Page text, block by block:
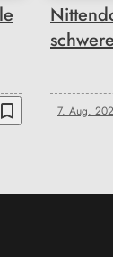
bookmark_border 7. Aug.